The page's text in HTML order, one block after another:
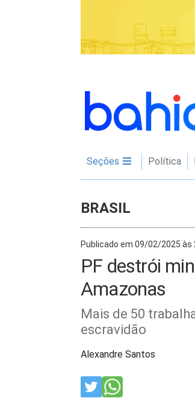
Seções Política
BRASIL
Publicado em 09/02/2025 às
PF destrói
Amazonas
Mais de 50
escravidão
Alexandre Santos